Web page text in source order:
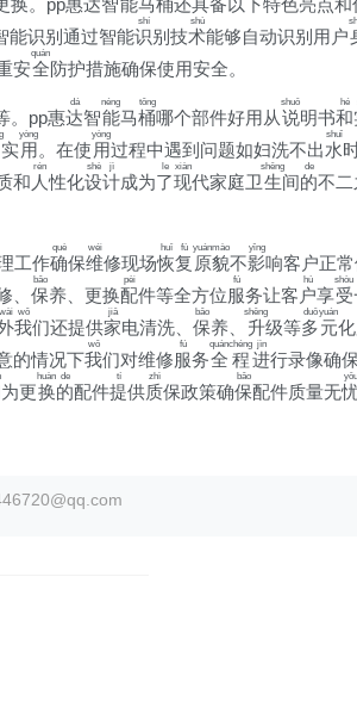
换。pp惠达智能马桶还具备以下特色亮点和
能识别通过智能识
shí
别技术
shù
能够自动识别用户
安全
quán
防护措施确保使用安全。
。pp惠达
dá
智能
néng
马桶
tǒng
哪个部件好用从说
shuō
明书和
hé
实用
yòng
。在使 用
yòng
过程中遇到问题如妇洗不出水
shuǐ
和 人
rén
性化设
shè
计
jì
成为了
le
现
xiàn
代家庭卫生
shēng
间的
de
不二
工作确
què
保维
wéi
修现场恢
huī
复
fù
原
yuán
貌
mào
不影
yǐng
响客户正常
、 保
bǎo
养、更换配
pèi
件等全方位服
fú
务让客 户
hù
享受
shòu
wài
我
wǒ
们还提供家
jiā
电清洗、 保
bǎo
养、 升
shēng
级等多
duō
元
yuán
的情况下我
wǒ
们对维修服
fú
务全
quán
程
chéng
进
jìn
行录像确保
为更换
huàn
的
de
配件提
tí
供质
zhì
保政策确保
bǎo
配件质量无
yōu